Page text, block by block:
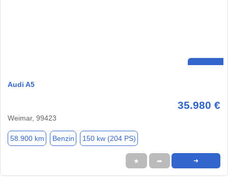
Audi A5
35.980 €
Weimar, 99423
58.900 km Benzin 150 kw (204 PS)
★ ➦ ➜